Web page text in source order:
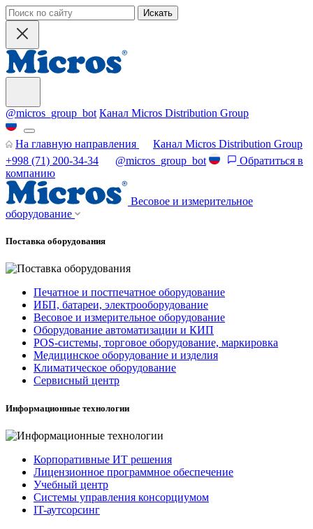
Искать
@micros_group_bot Канал Micros Distribution Group
На главную направления
Канал Micros Distribution Group
+998 (71) 200-34-34
@micros_group_bot
Обратиться в
компанию
Весовое и измерительное
оборудование
Поставка оборудования
Печатное и постпечатное оборудование
ИБП, батареи, электрооборудование
Весовое и измерительное оборудование
Оборудование автоматизации и КИП
POS-системы, торговое оборудование, маркировка
Медицинское оборудование и изделия
Климатическое оборудование
Сервисный центр
Информационные технологии
Корпоративные ИТ решения
Лицензионное программное обеспечение
Учебный центр
Системы управления консорциумом
IT-аутсорсинг